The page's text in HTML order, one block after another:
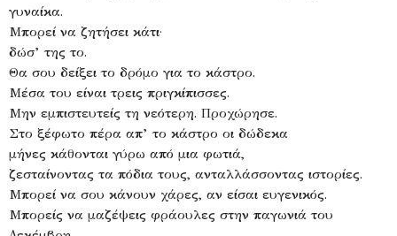
γυναίκα.
Μπορεί να ζητήσει κάτι·
δώσ’ της το.
Θα σου δείξει το δρόμο για το κάστρο.
Μέσα του είναι τρεις πριγκίπισσες.
Μην εμπιστευτείς τη νεότερη. Προχώρησε.
Στο ξέφωτο πέρα απ’ το κάστρο οι δώδεκα
μήνες κάθονται γύρω από μια φωτιά,
ζεσταίνοντας τα πόδια τους, ανταλλάσσοντας ιστορίες.
Μπορεί να σου κάνουν χάρες, αν είσαι ευγενικός.
Μπορείς να μαζέψεις φράουλες στην παγωνιά του